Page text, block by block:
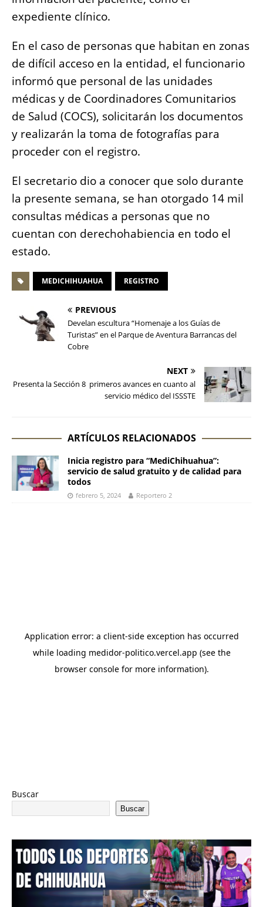
expediente clínico.
En el caso de personas que habitan en zonas
de difícil acceso en la entidad, el funcionario
informó que personal de las unidades
médicas y de Coordinadores Comunitarios
de Salud (COCS), solicitarán los documentos
y realizarán la toma de fotografías para
proceder con el registro.
El secretario dio a conocer que solo durante
la presente semana, se han otorgado 14 mil
consultas médicas a personas que no
cuentan con derechohabiencia en todo el
estado.
MEDICHIHUAHUA REGISTRO
PREVIOUS
Develan escultura “Homenaje a los Guías de
Turistas” en el Parque de Aventura Barrancas del
Cobre
NEXT
Presenta la Sección 8 primeros avances en cuanto al
servicio médico del ISSSTE
ARTÍCULOS RELACIONADOS
Inicia registro para “MediChihuahua”:
servicio de salud gratuito y de calidad para
todos
febrero 5, 2024 Reportero 2
Buscar
Buscar